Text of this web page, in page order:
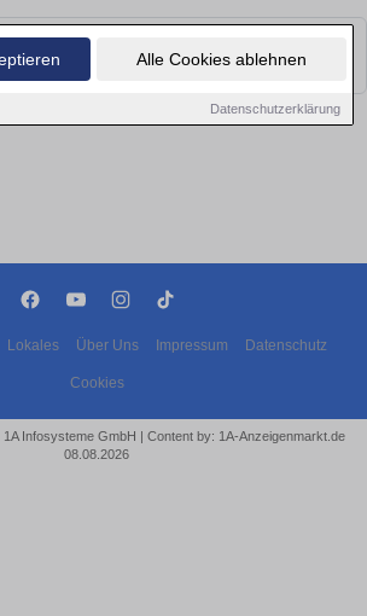
Alle Cookies ablehnen
Datenschutzerklärung
keine passenden Objekte finden. Schauen Sie
Lokales Über Uns Impressum Datenschutz
Cookies
Infosysteme GmbH | Content by: 1A-Anzeigenmarkt.de
08.08.2026